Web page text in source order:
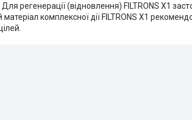
регенерації (відновлення) FILTRONS X1
матеріал комплексної дії FILTRONS X1